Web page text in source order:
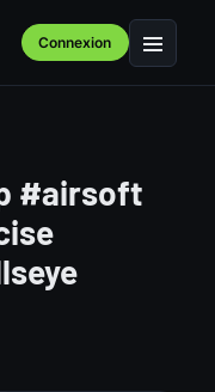
Connexion Menu
#airsoft